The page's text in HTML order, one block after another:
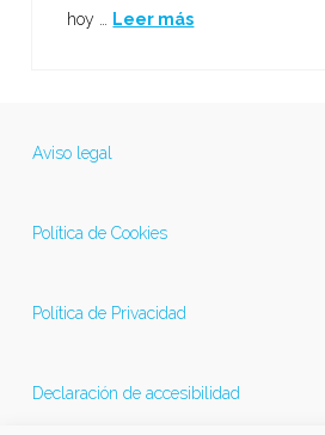
hoy …
Leer más
Aviso legal
Política de Cookies
Política de Privacidad
Declaración de accesibilidad